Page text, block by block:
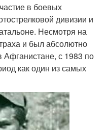
в боевых
дивизии и
Несмотря на
и был абсолютно
Афганистане, с 1983 по
как один из самых